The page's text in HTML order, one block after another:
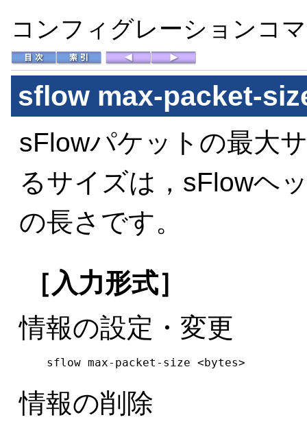
コンフィグレーションコ
sflow max-packet-
sFlowパケットの最大
るサイズは，sFlowヘ
の長さです。
［入力形式］
情報の設定・変更
sflow max-packet-size <bytes>
情報の削除